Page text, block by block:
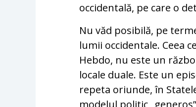
occidentală, pe care o
Nu văd posibilă, pe
lumii occidentale. Ceea
Hebdo, nu este un
locale duale. Este un
repeta oriunde, în
modelul politic